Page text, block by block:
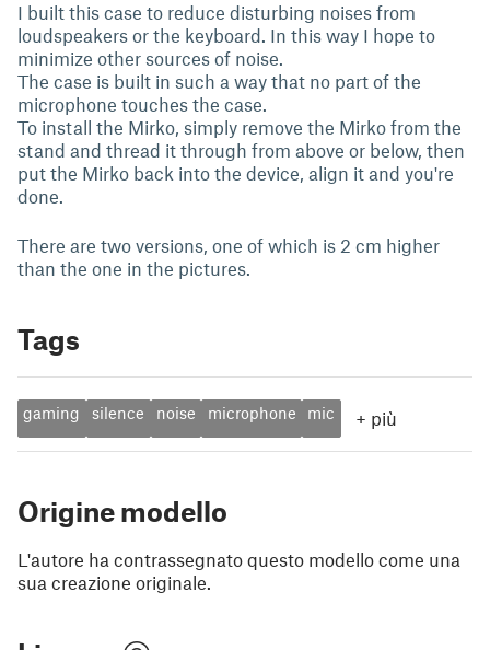
I built this case to reduce disturbing noises from
loudspeakers or the keyboard. In this way I hope to
minimize other sources of noise.
The case is built in such a way that no part of the
microphone touches the case.
To install the Mirko, simply remove the Mirko from the
stand and thread it through from above or below, then
put the Mirko back into the device, align it and you're
done.
There are two versions, one of which is 2 cm higher
than the one in the pictures.
Tags
gaming silence noise microphone mic + più
Origine modello
L'autore ha contrassegnato questo modello come una
sua creazione originale.